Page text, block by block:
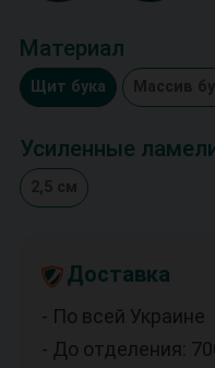
Материал
Щит бука Массив
Усиленные
2,5 см
Доставка
- По всей Украине
- До отделения: